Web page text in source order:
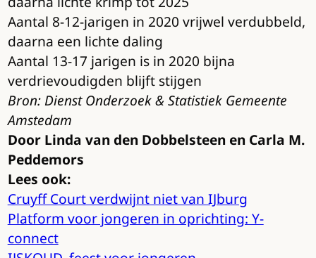
Aantal 8-12-jarigen in 2020 vrijwel verdubbeld,
daarna een lichte daling
Aantal 13-17 jarigen is in 2020 bijna
verdrievoudigden blijft stijgen
Bron: Dienst Onderzoek & Statistiek Gemeente
Amstedam
Door Linda van den Dobbelsteen en Carla M.
Peddemors
Lees ook:
Cruyff Court verdwijnt niet van IJburg
Platform voor jongeren in oprichting: Y-
connect